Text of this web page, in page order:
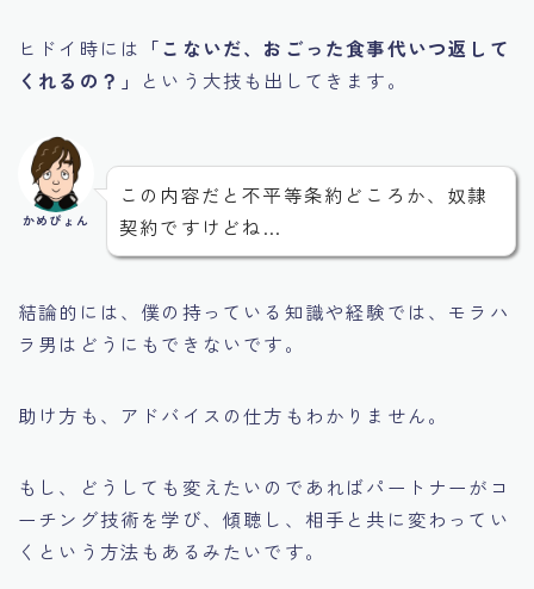
ヒドイ時には 「こないだ、おごった食事代いつ返して
くれるの？」
という大技も出してきます。
かめぴょん
この内容だと不平等条約どころか、奴隷
契約ですけどね…
結論的には、 僕の持っている知識や経験では、モラハ
ラ男はどうにもできないです。
助け方も、アドバイスの仕方もわかりません。
もし、どうしても変えたいのであればパートナーがコ
ーチング技術を学び、傾聴し、相手と共に変わってい
くという方法もあるみたいです。